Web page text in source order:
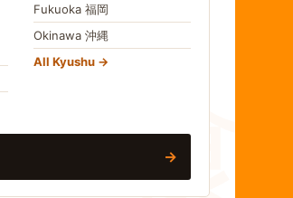
食
Fukuoka福岡
Okinawa沖縄
All Kyushu
→